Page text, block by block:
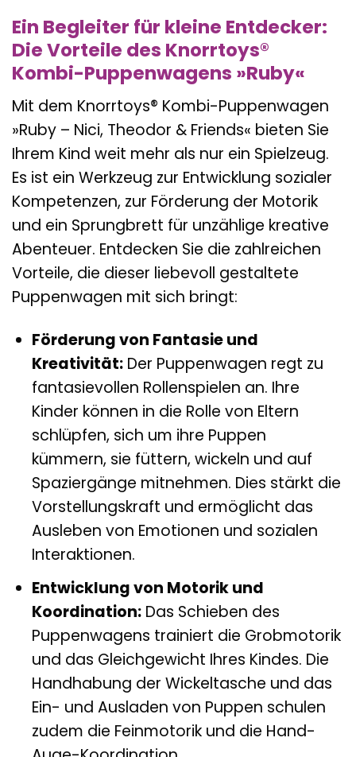
Ein Begleiter für kleine Entdecker:
Die Vorteile des Knorrtoys®
Kombi-Puppenwagens »Ruby«
Mit dem Knorrtoys® Kombi-Puppenwagen
»Ruby – Nici, Theodor & Friends« bieten Sie
Ihrem Kind weit mehr als nur ein Spielzeug.
Es ist ein Werkzeug zur Entwicklung sozialer
Kompetenzen, zur Förderung der Motorik
und ein Sprungbrett für unzählige kreative
Abenteuer. Entdecken Sie die zahlreichen
Vorteile, die dieser liebevoll gestaltete
Puppenwagen mit sich bringt:
Förderung von Fantasie und
Kreativität:Der Puppenwagen regt zu
fantasievollen Rollenspielen an. Ihre
Kinder können in die Rolle von Eltern
schlüpfen, sich um ihre Puppen
kümmern, sie füttern, wickeln und auf
Spaziergänge mitnehmen. Dies stärkt die
Vorstellungskraft und ermöglicht das
Ausleben von Emotionen und sozialen
Interaktionen.
Entwicklung von Motorik und
Koordination:Das Schieben des
Puppenwagens trainiert die Grobmotorik
und das Gleichgewicht Ihres Kindes. Die
Handhabung der Wickeltasche und das
Ein- und Ausladen von Puppen schulen
zudem die Feinmotorik und die Hand-